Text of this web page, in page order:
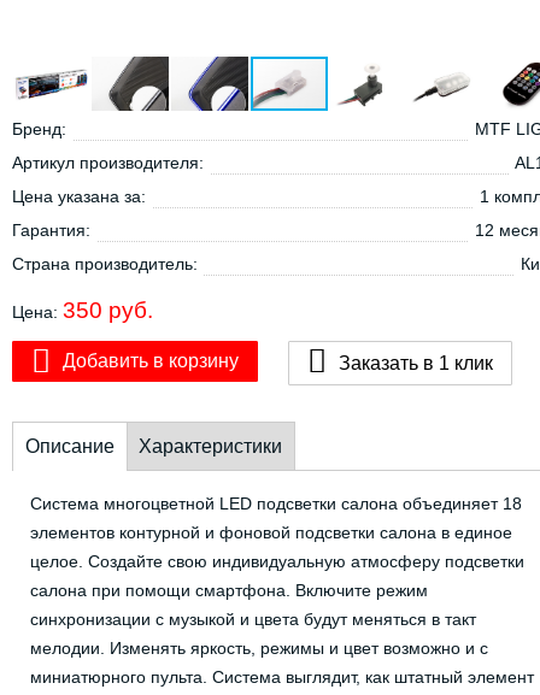
Бренд:
MTF
Артикул производителя:
Цена указана за:
1
Гарантия:
12
Страна производитель:
Цена: 350 руб.
Добавить в корзину Заказать в 1 клик
Описание
Система многоцветной LED подсветки салона объединяет 18
элементов контурной и фоновой подсветки салона в единое
целое. Создайте свою индивидуальную атмосферу подсветки
салона при помощи смартфона. Включите режим
синхронизации с музыкой и цвета будут меняться в такт
мелодии. Изменять яркость, режимы и цвет возможно и с
миниатюрного пульта. Система выглядит, как штатный элемент
Характеристики